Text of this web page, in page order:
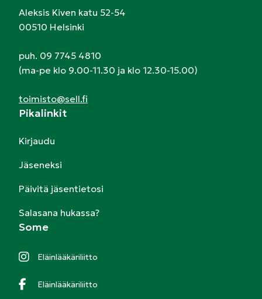
Aleksis Kiven katu 52-54
00510 Helsinki
puh. 09 7745 4810
(ma-pe klo 9.00-11.30 ja klo 12.30-15.00)
toimisto@sell.fi
Pikalinkit
Kirjaudu
Jäseneksi
Päivitä jäsentietosi
Salasana hukassa?
Some
Eläinlääkäriliitto
Eläinlääkäriliitto